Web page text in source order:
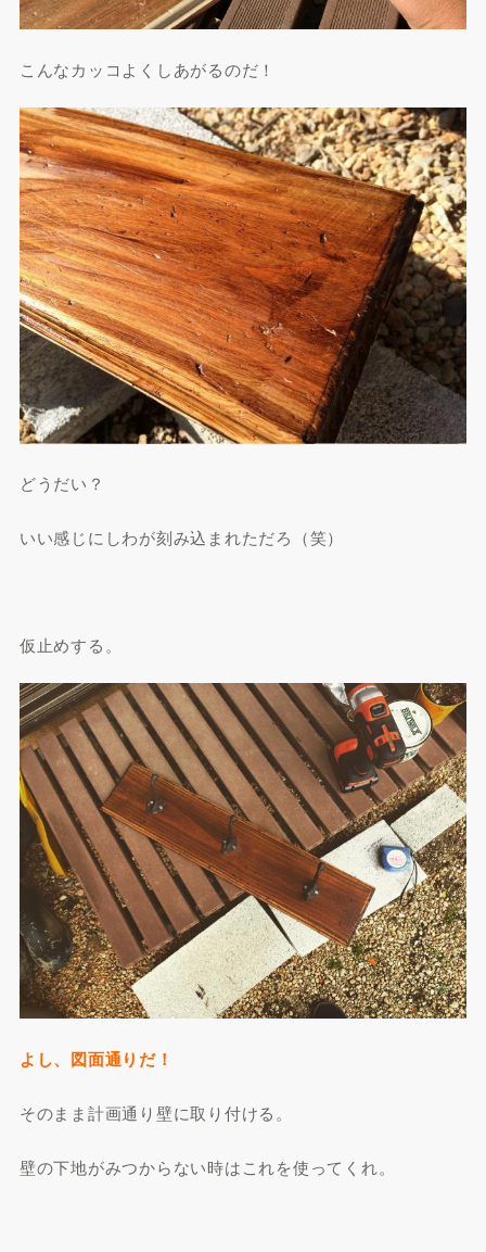
こんなカッコよくしあがるのだ！
どうだい？
いい感じにしわが刻み込まれただろ（笑）
仮止めする。
よし、図面通りだ！
そのまま計画通り壁に取り付ける。
壁の下地がみつからない時はこれを使ってくれ。